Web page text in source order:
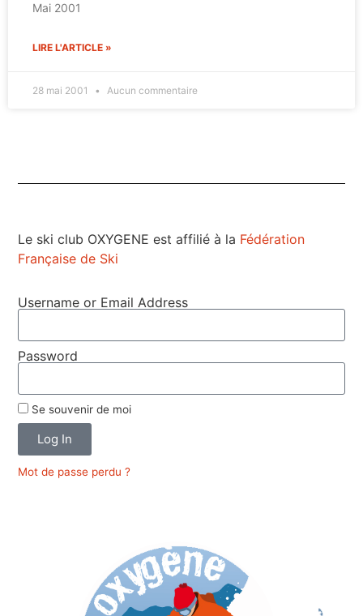
Mai 2001
LIRE L'ARTICLE »
28 mai 2001 Aucun commentaire
Le ski club OXYGENE est affilié à la Fédération
Française de Ski
Username or Email Address
Password
Se souvenir de moi
Log In
Mot de passe perdu ?